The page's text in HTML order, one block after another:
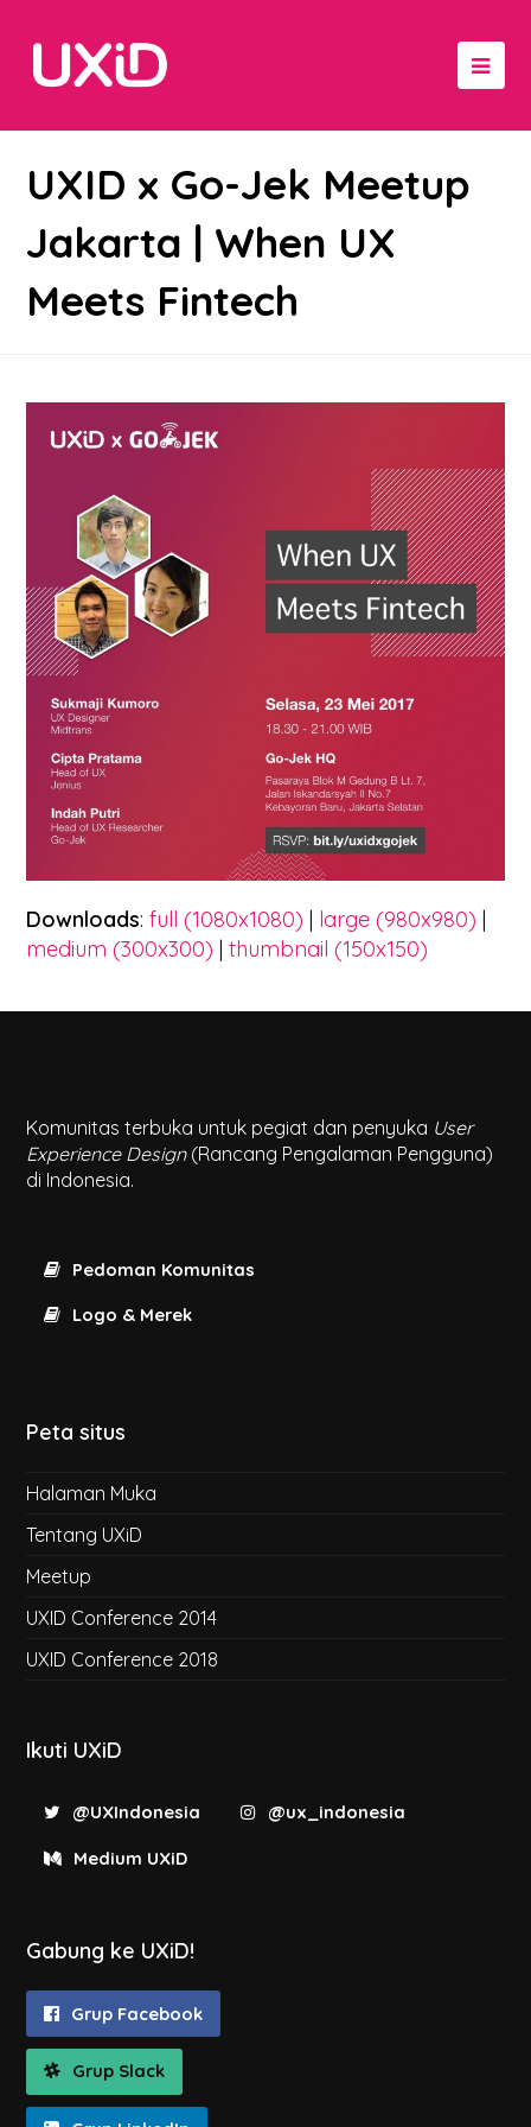
UXID x Go-Jek Meetup
Jakarta | When UX
Meets Fintech
Downloads:full (1080x1080) | large (980x980) |
medium (300x300) |thumbnail (150x150)
Komunitas terbuka untuk pegiat dan penyuka User
Experience Design(Rancang Pengalaman Pengguna)
di Indonesia.
Pedoman Komunitas
Logo & Merek
Peta situs
Halaman Muka
Tentang UXiD
Meetup
UXID Conference 2014
UXID Conference 2018
Ikuti UXiD
@UXIndonesia @ux_indonesia
Medium UXiD
Gabung ke UXiD!
Grup Facebook
Grup Slack